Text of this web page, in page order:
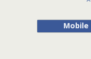
Mobile